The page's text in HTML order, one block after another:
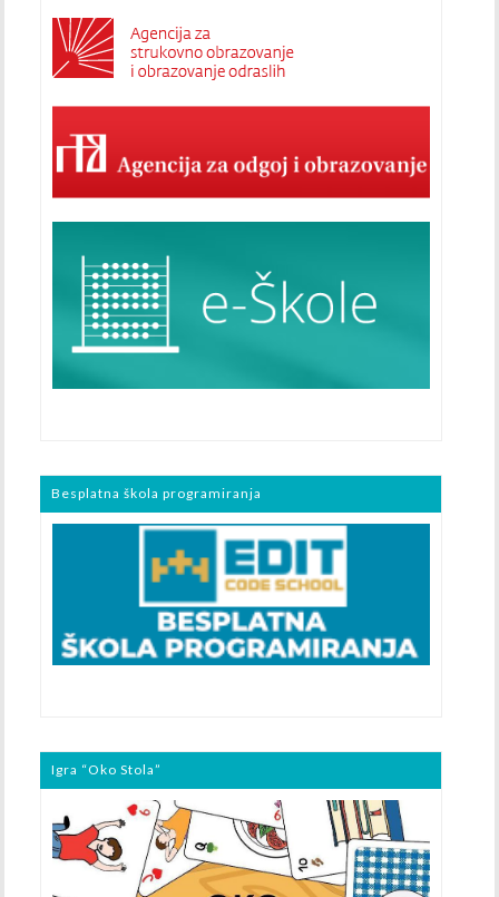
Besplatna škola programiranja
Igra “Oko Stola”